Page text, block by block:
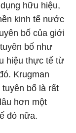
hữu hiệu,
kinh tế nước
bố của giới
bố như
hiệu thực tế từ
Krugman
bố là rất
hơn một
đó nữa.